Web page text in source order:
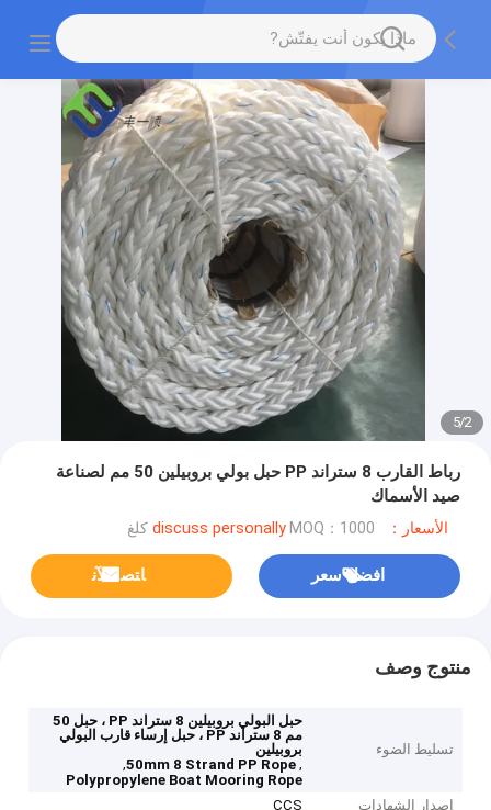
2
/
5
رباط القارب 8 ستراند PP حبل بولي بروبيلين 50 مم لصناعة
صيد الأسماك
الأسعار：discuss personally MOQ：1000 كلغ
افضل سعر ﺎﺘﺼﻟ ﺍﻶﻧ
منتوج وصف
تسليط الضوء
حبل البولي بروبيلين 8 ستراند PP ، حبل 50
مم 8 ستراند PP ، حبل إرساء قارب البولي
بروبيلين
,
50mm 8 Strand PP Rope
,
Polypropylene Boat Mooring Rope
إصدار الشهادات
CCS